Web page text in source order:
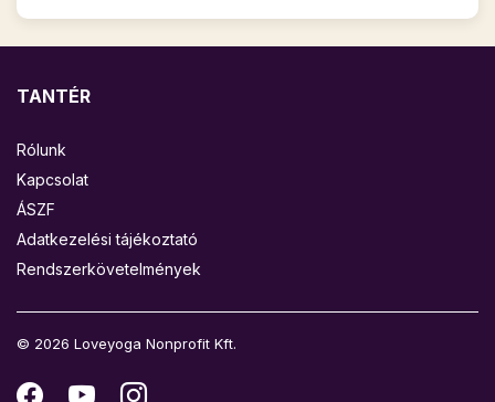
TANTÉR
Rólunk
Kapcsolat
ÁSZF
Adatkezelési tájékoztató
Rendszerkövetelmények
© 2026 Loveyoga Nonprofit Kft.